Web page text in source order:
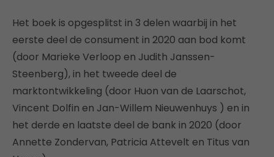
Het boek is opgesplitst in 3 delen waarbij in het
eerste deel de consument in 2020 aan bod komt
(door Marieke Verloop en Judith Janssen-
Steenberg), in het tweede deel de
marktontwikkeling (door Huon van de Laarschot,
Vincent Dolfin en Jan-Willem Nieuwenhuys ) en in
het derde en laatste deel de bank in 2020 (door
Annette Zondervan, Patricia Attevelt en Titus van